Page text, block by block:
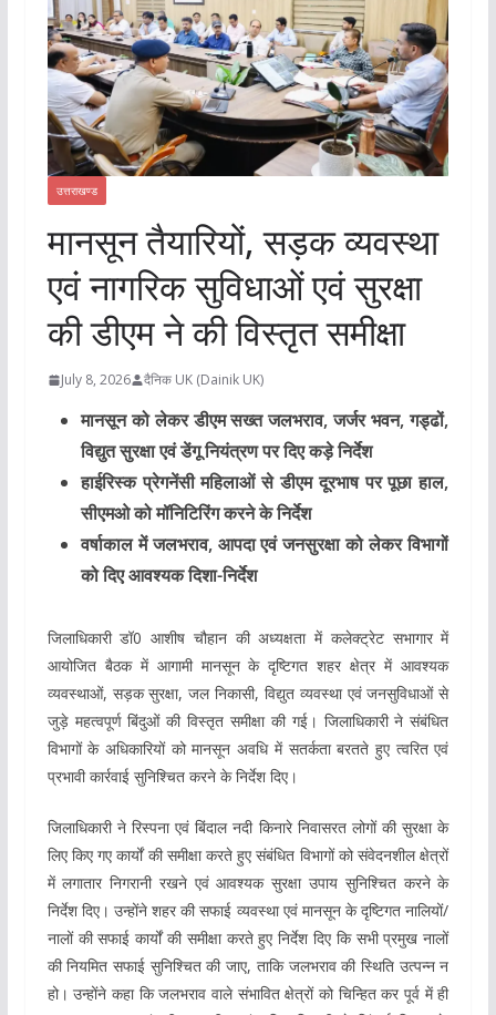
उत्तराखण्ड
मानसून तैयारियों, सड़क व्यवस्था
एवं नागरिक सुविधाओं एवं सुरक्षा
की डीएम ने की विस्तृत समीक्षा
July 8, 2026 दैनिक UK (Dainik UK)
मानसून को लेकर डीएम सख्त जलभराव, जर्जर भवन, गड्ढों,
विद्युत सुरक्षा एवं डेंगू नियंत्रण पर दिए कड़े निर्देश
हाईरिस्क प्रेगनेंसी महिलाओं से डीएम दूरभाष पर पूछा हाल,
सीएमओ को मॉनिटिरिंग करने के निर्देश
वर्षाकाल में जलभराव, आपदा एवं जनसुरक्षा को लेकर विभागों
को दिए आवश्यक दिशा-निर्देश
जिलाधिकारी डॉ0 आशीष चौहान की अध्यक्षता में कलेक्ट्रेट सभागार में
आयोजित बैठक में आगामी मानसून के दृष्टिगत शहर क्षेत्र में आवश्यक
व्यवस्थाओं, सड़क सुरक्षा, जल निकासी, विद्युत व्यवस्था एवं जनसुविधाओं से
जुड़े महत्वपूर्ण बिंदुओं की विस्तृत समीक्षा की गई। जिलाधिकारी ने संबंधित
विभागों के अधिकारियों को मानसून अवधि में सतर्कता बरतते हुए त्वरित एवं
प्रभावी कार्रवाई सुनिश्चित करने के निर्देश दिए।
जिलाधिकारी ने रिस्पना एवं बिंदाल नदी किनारे निवासरत लोगों की सुरक्षा के
लिए किए गए कार्यों की समीक्षा करते हुए संबंधित विभागों को संवेदनशील क्षेत्रों
में लगातार निगरानी रखने एवं आवश्यक सुरक्षा उपाय सुनिश्चित करने के
निर्देश दिए। उन्होंने शहर की सफाई व्यवस्था एवं मानसून के दृष्टिगत नालियों/
नालों की सफाई कार्यों की समीक्षा करते हुए निर्देश दिए कि सभी प्रमुख नालों
की नियमित सफाई सुनिश्चित की जाए, ताकि जलभराव की स्थिति उत्पन्न न
हो। उन्होंने कहा कि जलभराव वाले संभावित क्षेत्रों को चिन्हित कर पूर्व में ही